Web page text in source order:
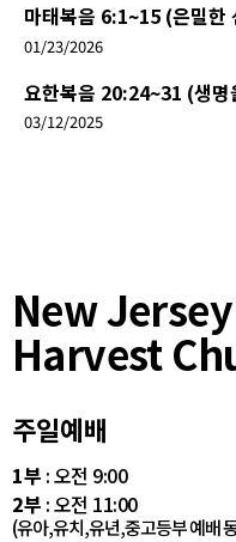
마태복음 6:1~15 (은밀한
01/23/2026
요한복음 20:24~31 (생
03/12/2025
New Jersey
Harvest
주일예배
1부 : 오전 9:00
2부 : 오전 11:00
(유아,유치,유년,중고등부 예배